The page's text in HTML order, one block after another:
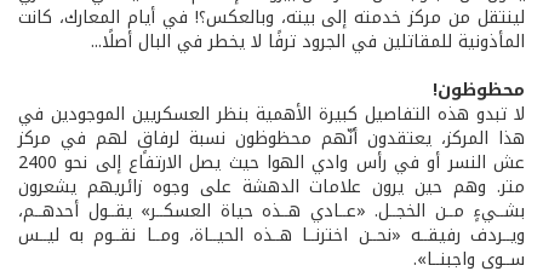
لينتقل من مركز خدمته إلى بيته، وبالعكس؟! في أيام المعارك، كانت
المأذونية للمقاتلين في الجرود ترفًا لا يخطر في البال أصلًا...
محظوظون!
لا تبدو هذه التفاصيل كبيرة الأهمية بنظر العسكريين الموجودين في
هذا المركز، يعتقدون أنّهم محظوظون نسبة لرفاقٍ لهم في مركز
عش النسر أو في رأس وادي الهوا حيث يصل الارتفاع إلى نحو 2400
متر. وهم حين يرون علامات الدهشة على وجوه زائريهم يشعرون
بشــيءٍ مــن الخجــل. «عــادي هــذه حياة العسكــر» يقــول أحدهــم،
ويــردف رفيقــه «نحــن اخترنــا هــذه الحيــاة، ومــا نقــوم به ليــس
ســوى واجبنــا».